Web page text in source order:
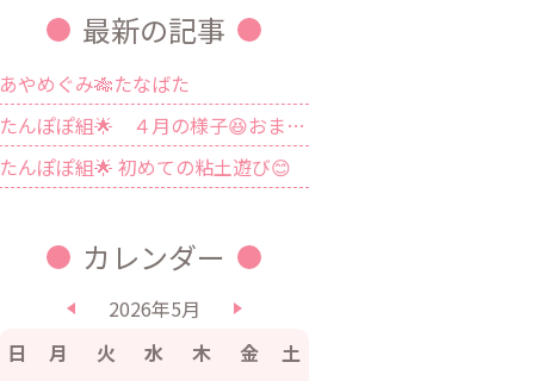
最新の記事
あやめぐみ🎋たなばた
たんぽぽ組🌟 ４月の様子😆おまけ❤
たんぽぽ組🌟 初めての粘土遊び😊
カレンダー
2026年5月
日
月 火 水 木 金
土